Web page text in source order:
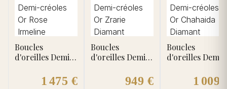
Boucles
d'oreilles Demi-
Irmeline1 475 €
Boucles
d'oreilles Demi-
Zrarie Diamant
949 €
Boucles
d'oreilles Demi-
Chahaida1 009